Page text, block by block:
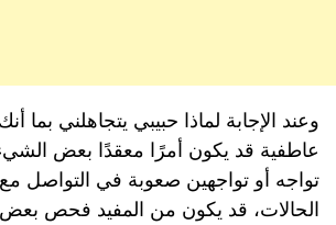
وعند الإجابة لماذا حبيبي يتجاهلني بما
عاطفية قد يكون أمرًا معقدًا بعض
تواجه أو تواجهين صعوبة في التواصل
الحالات، قد يكون من المفيد فحص